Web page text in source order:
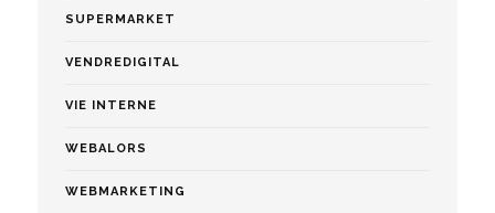
SUPERMARKET
VENDREDIGITAL
VIE INTERNE
WEBALORS
WEBMARKETING